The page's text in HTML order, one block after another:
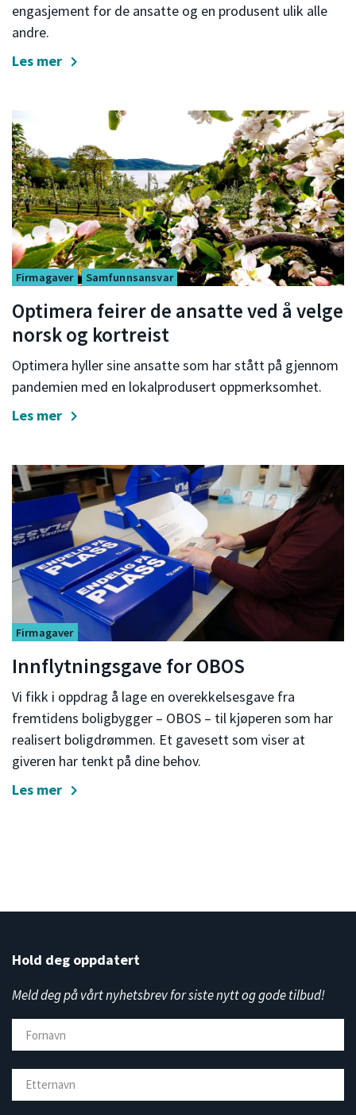
engasjement for de ansatte og en produsent ulik alle
andre.
Les mer
Firmagaver Samfunnsansvar
Optimera feirer de ansatte ved å velge
norsk og kortreist
Optimera hyller sine ansatte som har stått på gjennom
pandemien med en lokalprodusert oppmerksomhet.
Les mer
Firmagaver
Innflytningsgave for OBOS
Vi fikk i oppdrag å lage en overekkelsesgave fra
fremtidens boligbygger – OBOS – til kjøperen som har
realisert boligdrømmen. Et gavesett som viser at
giveren har tenkt på dine behov.
Les mer
Hold deg oppdatert
Meld deg på vårt nyhetsbrev for siste nytt og gode tilbud!